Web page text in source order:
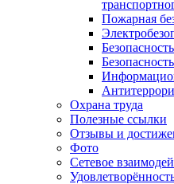
Пожарная
Охрана труда
Полезные ссылки
Отзывы и
Фото
Сетевое